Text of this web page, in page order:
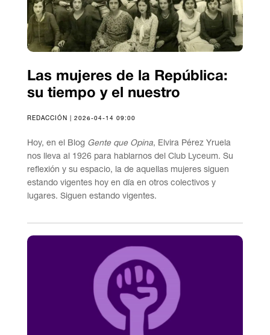
Las mujeres de la República:
su tiempo y el nuestro
REDACCIÓN | 2026-04-14 09:00
Hoy, en el Blog Gente que Opina, Elvira Pérez Yruela
nos lleva al 1926 para hablarnos del Club Lyceum. Su
reflexión y su espacio, la de aquellas mujeres siguen
estando vigentes hoy en día en otros colectivos y
lugares. Siguen estando vigentes.